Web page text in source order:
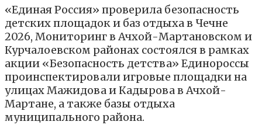
«Единая Россия» проверила безопасность
детских площадок и баз отдыха в Чечне
2026, Мониторинг в Ачхой-Мартановском и
Курчалоевском районах состоялся в рамках
акции «Безопасность детства» Единороссы
проинспектировали игровые площадки на
улицах Мажидова и Кадырова в Ачхой-
Мартане, а также базы отдыха
муниципального района.